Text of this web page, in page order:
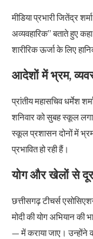
मीडिया प्रभारी जितेंद्र
अव्यवहारिक” बताते हुए
शारीरिक ऊर्जा के लिए
आदेशों में भ्रम,
प्रांतीय महासचिव धर्मेश
शनिवार को सुबह स्कूल
स्कूल प्रशासन दोनों में भ्रम
प्रभावित हो रही हैं।
योग और खेलों से दूर
छत्तीसगढ़ टीचर्स
मोदी की योग अभियान की
— में कराया जाए। उन्होंने